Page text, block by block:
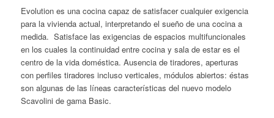
Evolution es una cocina capaz de satisfacer cualquier exigencia
para la vivienda actual, interpretando el sueño de una cocina a
medida. Satisface las exigencias de espacios multifuncionales
en los cuales la continuidad entre cocina y sala de estar es el
centro de la vida doméstica. Ausencia de tiradores, aperturas
con perfiles tiradores incluso verticales, módulos abiertos: éstas
son algunas de las líneas características del nuevo modelo
Scavolini de gama Basic.